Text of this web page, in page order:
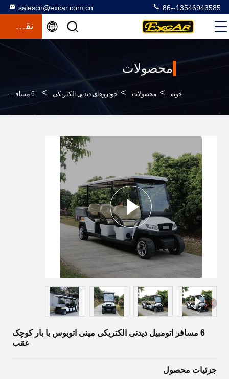
salescn@excar.com.cn 86--13546943585
نقل قول
محصولات
خونه > محصولات > خودروهای دیدنی الکتریکی > 6 مسافر اتومبیل دیدنی الکتریکی مینی اتوبوس با بار کوچک عقب
6 مسافر اتومبیل دیدنی الکتریکی مینی اتوبوس با بار کوچک
عقب
جزئیات محصول